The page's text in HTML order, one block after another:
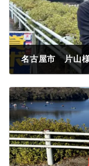
名古屋市 片山